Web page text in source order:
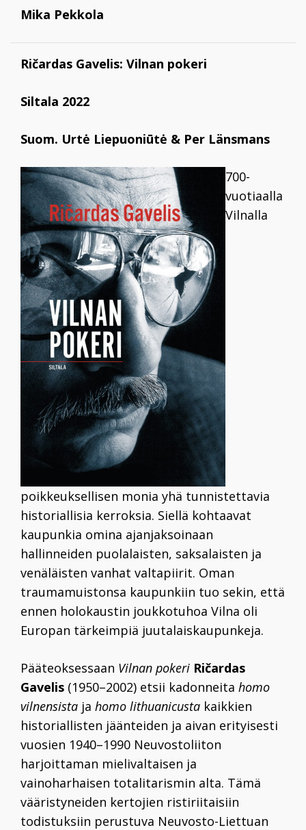
Mika Pekkola
Ričardas Gavelis: Vilnan pokeri
Siltala 2022
Suom. Urtė Liepuoniūtė & Per Länsmans
700-
vuotiaalla
Vilnalla
poikkeuksellisen monia yhä tunnistettavia
historiallisia kerroksia. Siellä kohtaavat
kaupunkia omina ajanjaksoinaan
hallinneiden puolalaisten, saksalaisten ja
venäläisten vanhat valtapiirit. Oman
traumamuistonsa kaupunkiin tuo sekin, että
ennen holokaustin joukkotuhoa Vilna oli
Europan tärkeimpiä juutalaiskaupunkeja.
Pääteoksessaan Vilnan pokeri Ričardas
Gavelis (1950–2002) etsii kadonneita homo
vilnensista ja homo lithuanicusta kaikkien
historiallisten jäänteiden ja aivan erityisesti
vuosien 1940–1990 Neuvostoliiton
harjoittaman mielivaltaisen ja
vainoharhaisen totalitarismin alta. Tämä
vääristyneiden kertojien ristiriitaisiin
todistuksiin perustuva Neuvosto-Liettuan